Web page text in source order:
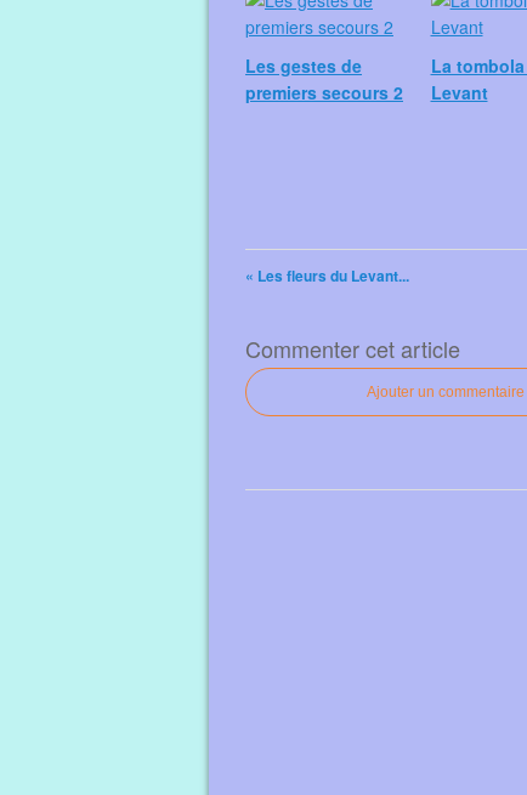
Les gestes de
premiers secours 2
La
Levant
« Les fleurs du Levant...
Commenter cet article
Ajouter un commentaire